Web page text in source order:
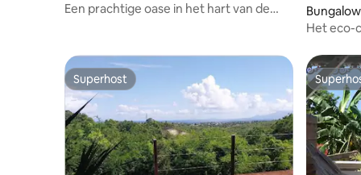
Een prachtige oase in het hart van de
Het eco-
Superhost
Superhost